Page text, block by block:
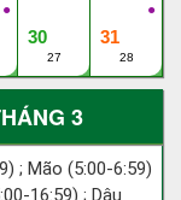
●
30
27
●
31
28
3
; Mão (5:00-6:59)
16:59) ; Dậu